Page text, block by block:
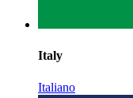
Italy
Italiano